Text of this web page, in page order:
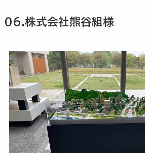
06.株式会社熊谷組様